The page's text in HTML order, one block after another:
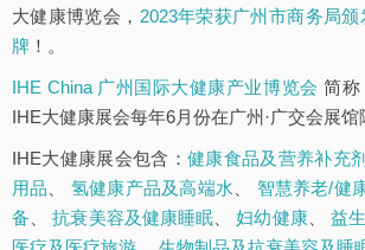
大健康博览会， 2023年荣获广州市商务局颁
牌 ！。
IHE China 广州国际大健康产业博览会 简称
IHE大健康展会每年6月份在广州·广交会展馆
IHE大健康展会包含： 健康食品及营养补充剂
用品
氢健康产品及高端水 智慧养老/健
备 、抗衰美容及健康睡眠 、妇幼健康、 益